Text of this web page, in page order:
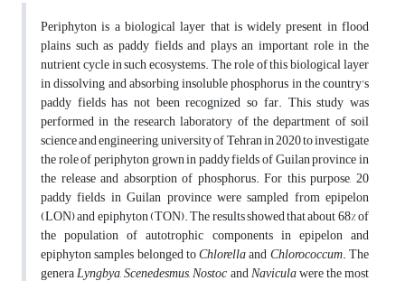
Periphyton is a biological layer that is widely present in flood
plains such as paddy fields and plays an important role in the
nutrient cycle in such ecosystems. The role of this biological layer
in dissolving and absorbing insoluble phosphorus in the country's
paddy fields has not been recognized so far. This study was
performed in the research laboratory of the department of soil
science and engineering, university of Tehran in 2020 to investigate
the role of periphyton grown in paddy fields of Guilan province in
the release and absorption of phosphorus. For this purpose, 20
paddy fields in Guilan province were sampled from epipelon
(LON) and epiphyton (TON). The results showed that about 68% of
the population of autotrophic components in epipelon and
epiphyton samples belonged toChlorellaandChlorococcum. The
generaLyngbya,Scenedesmus,NostocandNaviculawere the most